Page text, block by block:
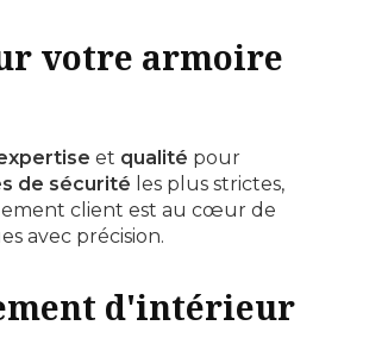
votre armoire
et qualité pour
de sécurité les plus strictes,
client est au cœur de
avec précision.
d'intérieur